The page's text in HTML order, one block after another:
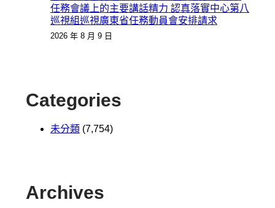
任務會議上的主要講話精力 認真落實中心第八
巡視組巡視廣東省任務動員會安排請求
2026 年 8 月 9 日
Categories
未分類 (7,754)
Archives